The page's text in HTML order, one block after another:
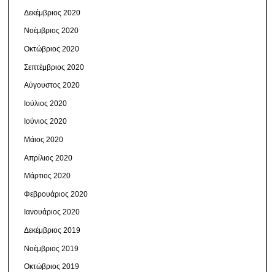
Δεκέμβριος 2020
Νοέμβριος 2020
Οκτώβριος 2020
Σεπτέμβριος 2020
Αύγουστος 2020
Ιούλιος 2020
Ιούνιος 2020
Μάιος 2020
Απρίλιος 2020
Μάρτιος 2020
Φεβρουάριος 2020
Ιανουάριος 2020
Δεκέμβριος 2019
Νοέμβριος 2019
Οκτώβριος 2019